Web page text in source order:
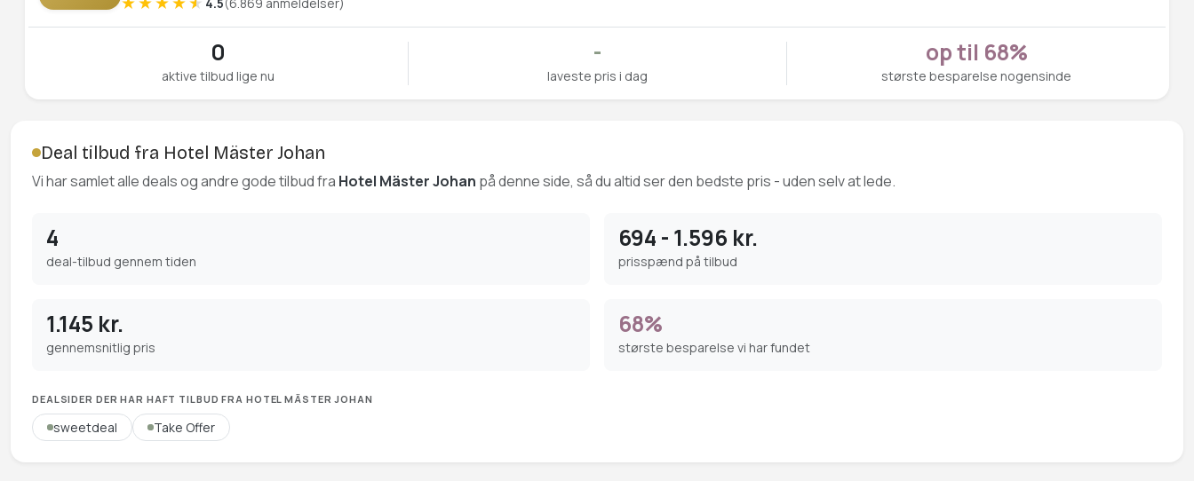
0
aktive tilbud lige nu
-
laveste pris i dag
op til 68%
største besparelse nogensinde
Deal tilbud fra Hotel Mäster Johan
Vi har samlet alle deals og andre gode tilbud fra Hotel Mäster Johan på denne side, så du altid ser den bedste pris - uden selv at lede.
4
deal-tilbud gennem tiden
694 - 1.596 kr.
prisspænd på tilbud
1.145 kr.
gennemsnitlig pris
68%
største besparelse vi har fundet
DEALSIDER DER HAR HAFT TILBUD FRA HOTEL MÄSTER JOHAN
sweetdeal Take Offer